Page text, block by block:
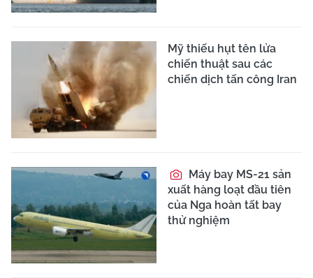
Mỹ thiếu hụt tên lửa
chiến thuật sau các
chiến dịch tấn công Iran
Máy bay MS-21 sản
xuất hàng loạt đầu tiên
của Nga hoàn tất bay
thử nghiệm